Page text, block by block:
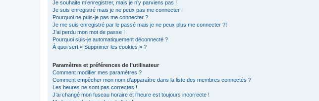
Je souhaite m’enregistrer, mais je n’y parviens pas !
Je suis enregistré mais je ne peux pas me connecter !
Pourquoi ne puis-je pas me connecter ?
Je me suis enregistré par le passé mais je ne peux plus me connecter ?!
J’ai perdu mon mot de passe !
Pourquoi suis-je automatiquement déconnecté ?
À quoi sert « Supprimer les cookies » ?
Paramètres et préférences de l’utilisateur
Comment modifier mes paramètres ?
Comment empêcher mon nom d’apparaître dans la liste des membres connectés ?
Les heures ne sont pas correctes !
J’ai changé mon fuseau horaire et l’heure est toujours incorrecte !